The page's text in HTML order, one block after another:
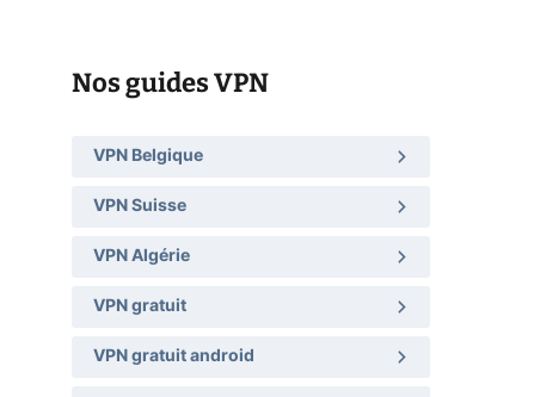
Nos guides VPN
VPN Belgique
VPN Suisse
VPN Algérie
VPN gratuit
VPN gratuit android